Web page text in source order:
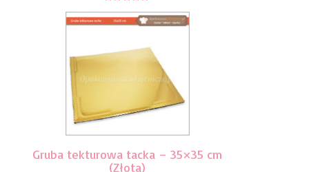
5z 5
Gruba tekturowa tacka – 35×35 cm
(Złota)